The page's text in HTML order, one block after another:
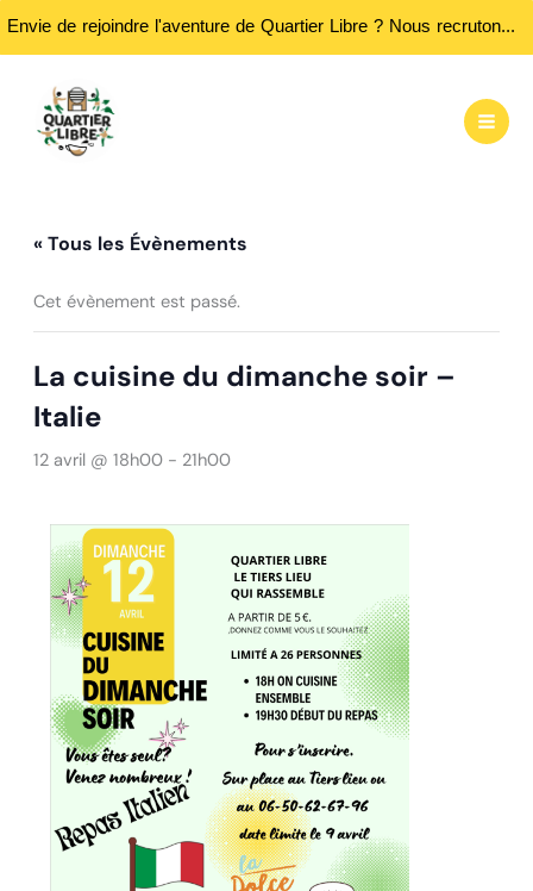
Envie de rejoindre l'aventure de Quartier Libre ? Nous recrutons des bénévoles ! Passez nous rencontrer aux heures d'ouvertures...
contenu
« Tous les Évènements
Cet évènement est passé.
La cuisine du dimanche soir –
Italie
12 avril @ 18h00- 21h00